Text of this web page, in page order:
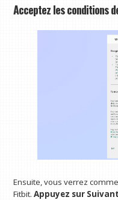
Acceptez les conditions
Ensuite, vous verrez
Fitbit.Appuyez sur